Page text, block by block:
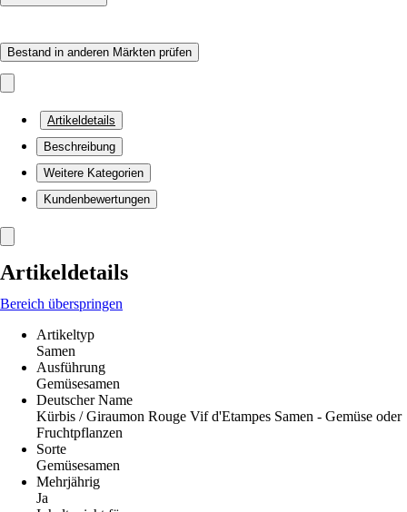
Bestand in anderen Märkten prüfen
Artikeldetails
Beschreibung
Weitere Kategorien
Kundenbewertungen
Artikeldetails
Bereich überspringen
Artikeltyp
Samen
Ausführung
Gemüsesamen
Deutscher Name
Kürbis / Giraumon Rouge Vif d'Etampes Samen - Gemüse oder
Fruchtpflanzen
Sorte
Gemüsesamen
Mehrjährig
Ja